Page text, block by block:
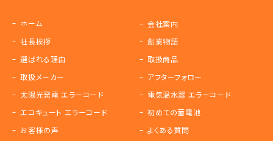
ホーム
会社案内
社長挨拶
創業物語
選ばれる理由
取扱商品
取扱メーカー
アフターフォロー
太陽光発電 エラーコード
電気温水器 エラーコード
エコキュート エラーコード
初めての蓄電池
お客様の声
よくある質問